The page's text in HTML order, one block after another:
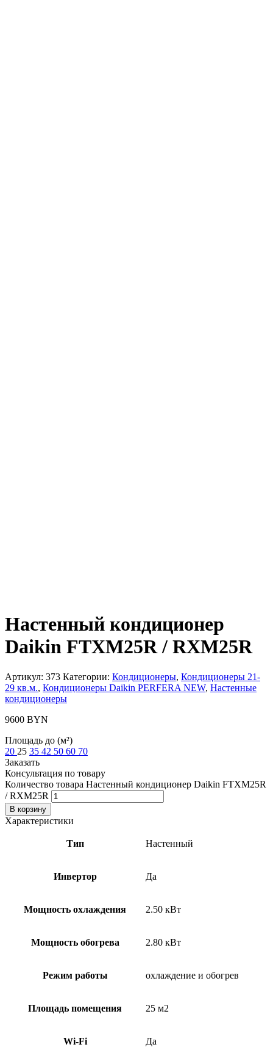
Настенный кондиционер
Daikin FTXM25R / RXM25R
Артикул: 373 Категории: Кондиционеры, Кондиционеры 21-
29 кв.м., Кондиционеры Daikin PERFERA NEW, Настенные
кондиционеры
9600 BYN
Площадь до (м²)
20 25 35 42 50 60 70
Заказать
Консультация по товару
Количество товара Настенный кондиционер Daikin FTXM25R
/ RXM25R
В корзину
Характеристики
Тип Настенный
Инвертор Да
Мощность охлаждения 2.50 кВт
Мощность обогрева 2.80 кВт
Режим работы охлаждение и обогрев
Площадь помещения 25 м2
Wi-Fi Да